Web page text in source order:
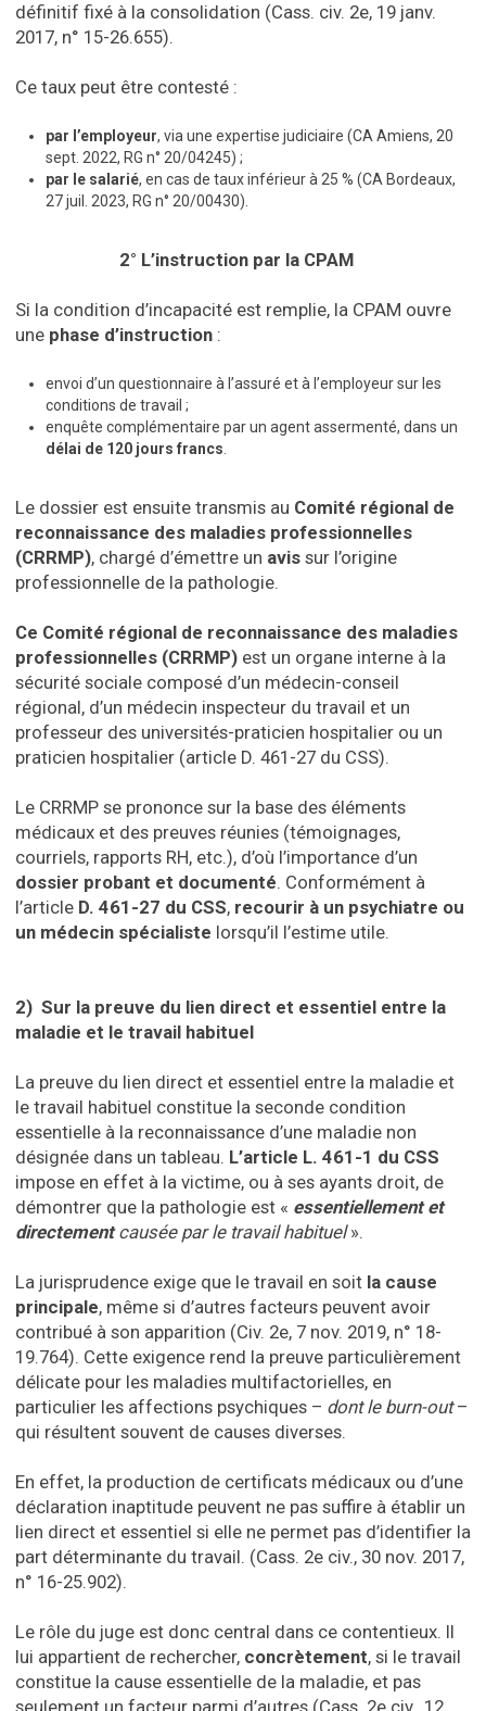
définitif fixé à la consolidation (Cass. civ. 2e, 19 janv.
2017, n° 15-26.655).
Ce taux peut être contesté :
par l’employeur, via une expertise judiciaire (CA Amiens, 20
sept. 2022, RG n° 20/04245) ;
par le salarié, en cas de taux inférieur à 25 % (CA Bordeaux,
27 juil. 2023, RG n° 20/00430).
2° L’instruction par la CPAM
Si la condition d’incapacité est remplie, la CPAM ouvre
une phase d’instruction :
envoi d’un questionnaire à l’assuré et à l’employeur sur les
conditions de travail ;
enquête complémentaire par un agent assermenté, dans un
délai de 120 jours francs
Le dossier est ensuite transmis au Comité régional de
reconnaissance des maladies professionnelles
(CRRMP), chargé d’émettre un avis sur l’origine
professionnelle de la pathologie.
Ce Comité régional de reconnaissance des maladies
professionnelles (CRRMP) est un organe interne à la
sécurité sociale composé d’un médecin-conseil
régional, d’un médecin inspecteur du travail et un
professeur des universités-praticien hospitalier ou un
praticien hospitalier (article D. 461-27 du CSS).
Le CRRMP se prononce sur la base des éléments
médicaux et des preuves réunies (témoignages,
courriels, rapports RH, etc.), d’où l’importance d’un
dossier probant et documenté. Conformément à
l’article D. 461-27 du CSS, recourir à un psychiatre ou
un médecin spécialiste lorsqu’il l’estime utile.
​2) Sur la preuve du lien direct et essentiel entre la
maladie et le travail habituel
La preuve du lien direct et essentiel entre la maladie et
le travail habituel constitue la seconde condition
essentielle à la reconnaissance d’une maladie non
désignée dans un tableau. L’article L. 461-1 du CSS
impose en effet à la victime, ou à ses ayants droit, de
démontrer que la pathologie est « essentiellement et
directementcausée par le travail habituel».
La jurisprudence exige que le travail en soit la cause
principale, même si d’autres facteurs peuvent avoir
contribué à son apparition (Civ. 2e, 7 nov. 2019, n° 18-
19.764). Cette exigence rend la preuve particulièrement
délicate pour les maladies multifactorielles, en
particulier les affections psychiques – dont le burn-out–
qui résultent souvent de causes diverses.
En effet, la production de certificats médicaux ou d’une
déclaration inaptitude peuvent ne pas suffire à établir un
lien direct et essentiel si elle ne permet pas d’identifier la
part déterminante du travail. (Cass. 2e civ., 30 nov. 2017,
n° 16-25.902).
Le rôle du juge est donc central dans ce contentieux. Il
lui appartient de rechercher, concrètement, si le travail
constitue la cause essentielle de la maladie, et pas
seulement un facteur parmi d’autres (Cass. 2e civ., 12